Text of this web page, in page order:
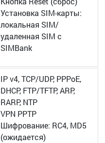
Установка SIM-карты:
локальная SIM/
удаленная SIM с
SIMBank
IP v4, TCP/UDP, PPPoE,
DHCP, FTP/TFTP, ARP,
RARP, NTP
VPN PPTP
Шифрование: RC4, MD5
(ожидается)